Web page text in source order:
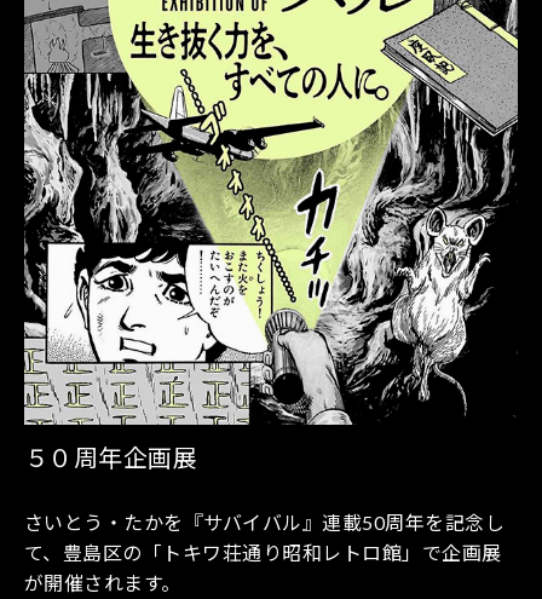
５０周年企画展
さいとう・たかを『サバイバル』連載50周年を記念し
て、豊島区の「トキワ荘通り昭和レトロ館」で企画展
が開催されます。